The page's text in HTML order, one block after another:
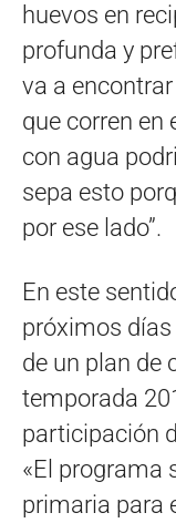
huevos en
profunda y
va a
que corren en
con agua
sepa esto
por ese lado”.
En este
próximos
de un plan de
temporada
participación
«El programa
primaria para